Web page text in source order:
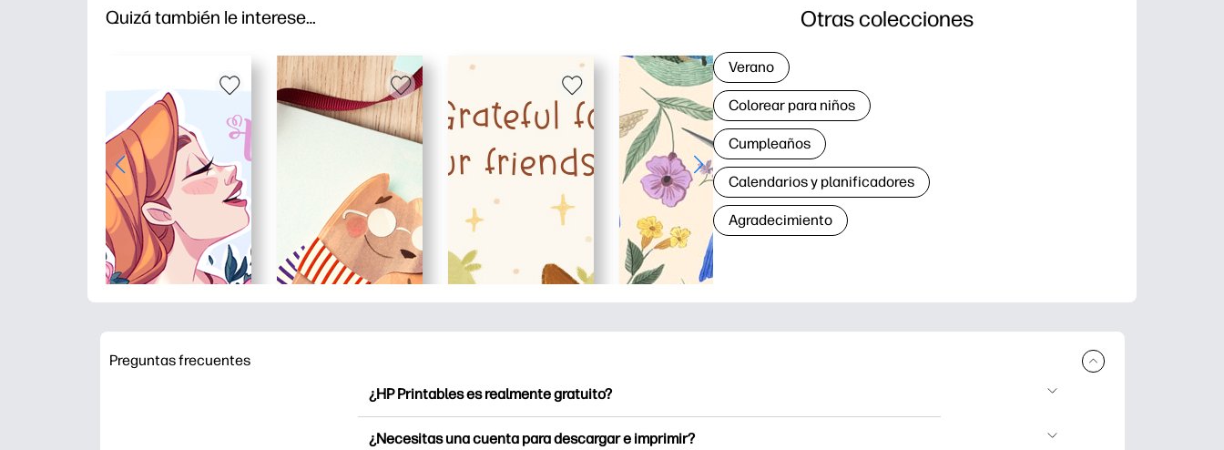
Quizá también le interese… Otras colecciones
Verano
Colorear para niños
Cumpleaños
Calendarios y planificadores
Agradecimiento
Preguntas frecuentes
¿HP Printables es realmente gratuito?
¿Necesitas una cuenta para descargar e imprimir?